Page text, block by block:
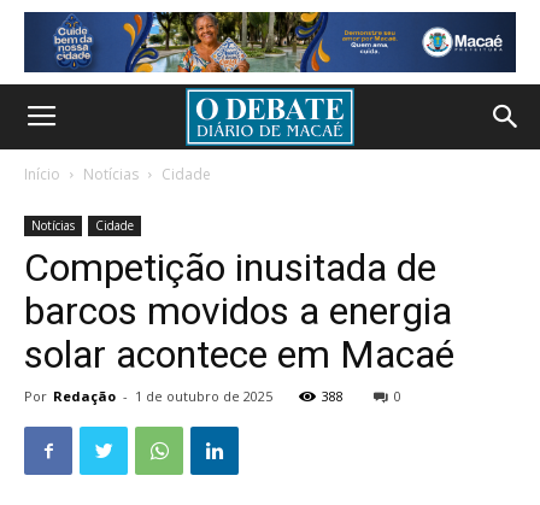
Início Notícias Cidade
Notícias Cidade
Competição inusitada de
barcos movidos a energia
solar acontece em Macaé
Por Redação - 1 de outubro de 2025 388 0